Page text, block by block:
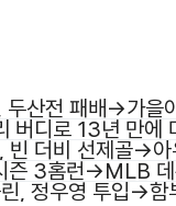
산전 패배→가을
버디로 13년 만
빈 더비 선제골→
즌 3홈런→MLB
, 정우영 투입→